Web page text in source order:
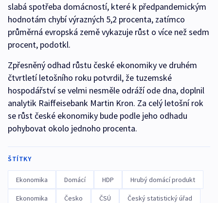
slabá spotřeba domácností, které k předpandemickým
hodnotám chybí výrazných 5,2 procenta, zatímco
průměrná evropská země vykazuje růst o více než sedm
procent, podotkl.
Zpřesněný odhad růstu české ekonomiky ve druhém
čtvrtletí letošního roku potvrdil, že tuzemské
hospodářství se velmi nesměle odráží ode dna, doplnil
analytik Raiffeisebank Martin Kron. Za celý letošní rok
se růst české ekonomiky bude podle jeho odhadu
pohybovat okolo jednoho procenta.
ŠTÍTKY
Ekonomika Domácí HDP Hrubý domácí produkt
Ekonomika Česko ČSÚ Český statistický úřad